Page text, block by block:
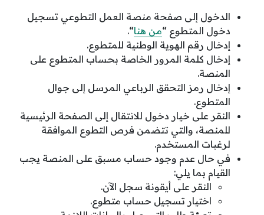
الدخول إلى صفحة منصة العمل التطوعي تسجيل
دخول المتطوع “من هنا“.
إدخال رقم الهوية الوطنية للمتطوع.
إدخال كلمة المرور الخاصة بحساب المتطوع على
المنصة.
إدخال رمز التحقق الرباعي المرسل إلى جوال
المتطوع.
النقر على خيار دخول للانتقال إلى الصفحة الرئيسية
للمنصة، والتي تتضمن فرص التطوع الموافقة
لرغبات المستخدم.
في حال عدم وجود حساب مسبق على المنصة يجب
القيام بما يلي:
النقر على أيقونة سجل الآن.
اختيار تسجيل حساب متطوع.